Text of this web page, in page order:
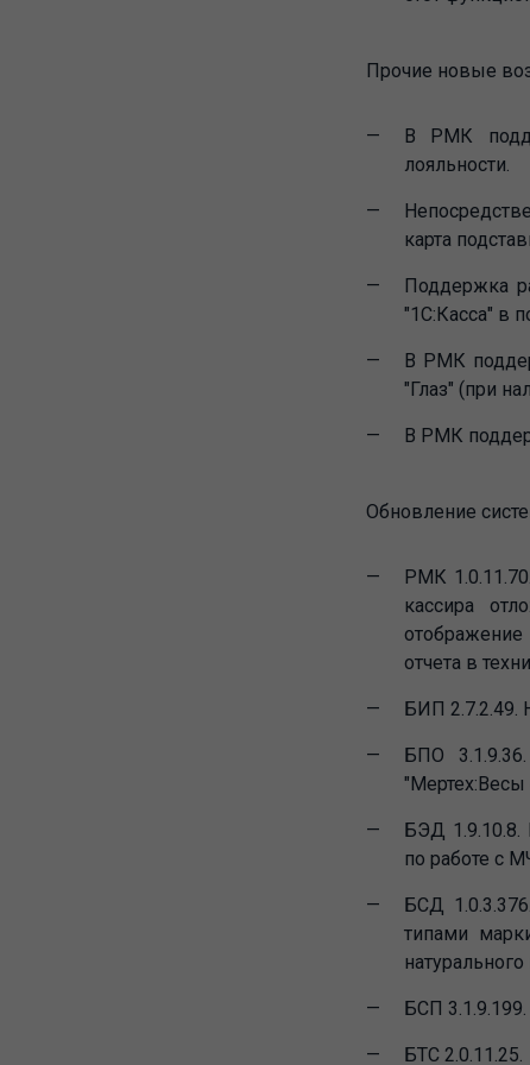
Прочие новые
В РМК
лояльности.
карта
Поддержка
"1С:Касса" в
В РМК
"Глаз" (при
В РМК
Обновление
РМК
кассира
отчета в
БИП 2.7.2.49.
БПО
"Мертех:Весы
БЭД 1.9.10.8.
по работе с
БСД
типами
натурального
БСП
БТС 2.0.11.25.